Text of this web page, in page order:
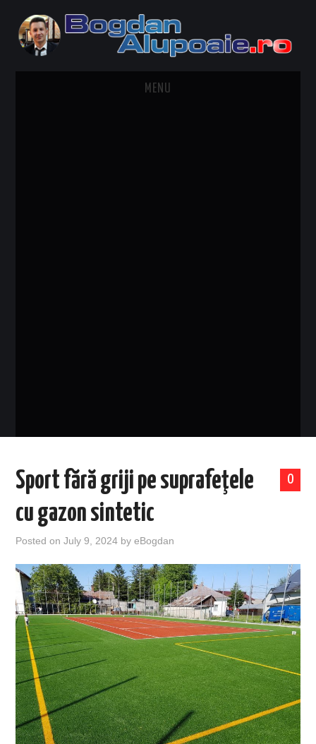
MENU
0
Sport fără griji pe suprafeţele
cu gazon sintetic
Posted onJuly 9, 2024 byeBogdan